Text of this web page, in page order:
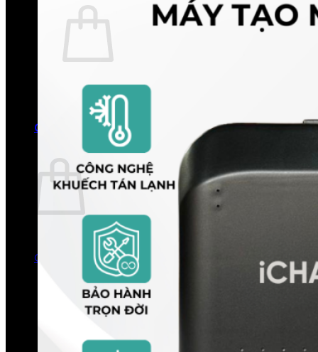
Quay trở lại cửa hàng
0
Giỏ hàng
Chưa có sản phẩm trong giỏ hàng.
Quay trở lại cửa hàng